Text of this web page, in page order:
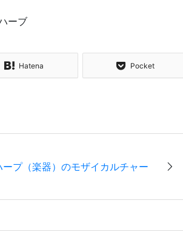
ーブ
Hatena Pocket
ープ（楽器）のモザイカルチャー